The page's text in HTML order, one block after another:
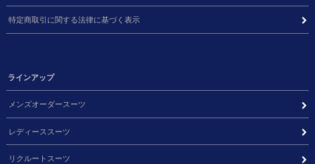
特定商取引に関する法律に基づく表示
ラインアップ
メンズオーダースーツ
レディーススーツ
リクルートスーツ